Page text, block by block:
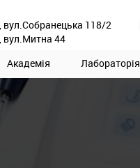
118/2
вул.Митна 44
Академія Лабораторія